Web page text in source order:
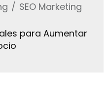
SEO Marketing
para Aumentar